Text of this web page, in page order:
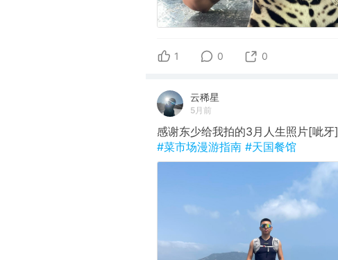
1 0 0
云稀星
5月前
感谢东少给我拍的3月人生照片[呲牙]
#菜市场漫游指南 #天国餐馆